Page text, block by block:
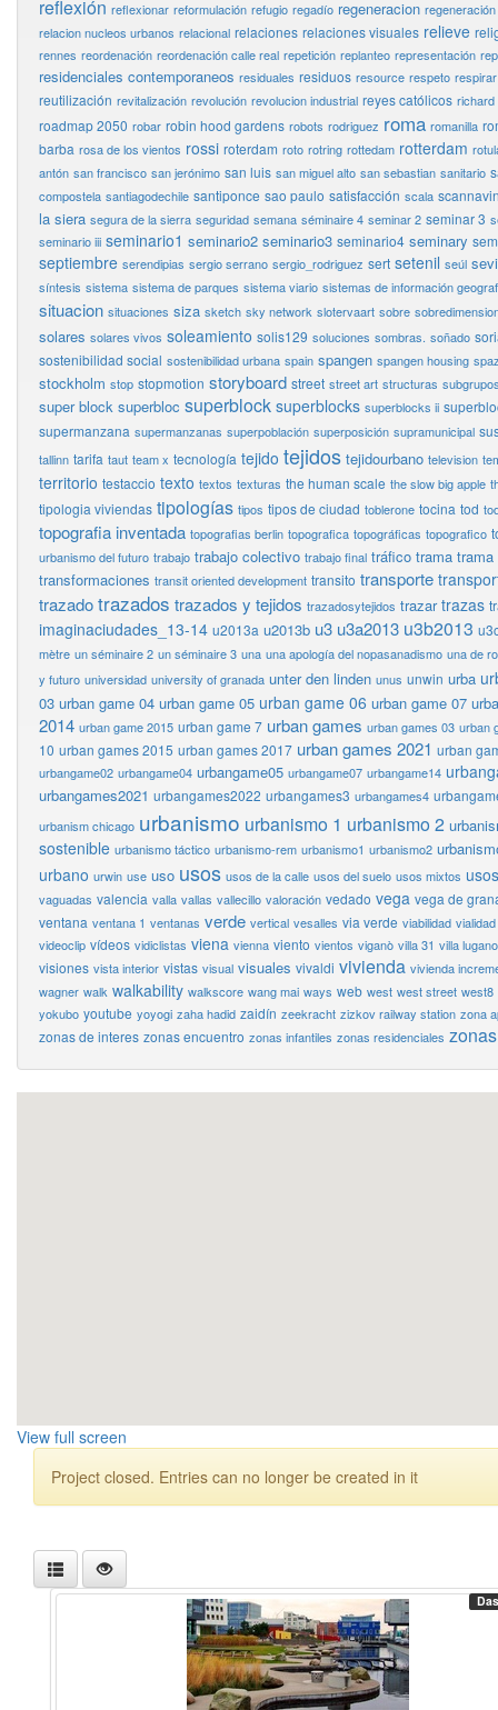
reflexión reflexionar reformulación refugio regadío regeneracion
relacion nucleos urbanos relacional relaciones relaciones visuales relieve
rennes reordenación reordenación calle real repetición replanteo representación
residenciales contemporaneos residuales residuos resource respeto respirar
reutilización revitalización revolución revolucion industrial reyes católicos
roadmap 2050 robar robin hood gardens robots rodriguez roma romanilla
barba rosa de los vientos rossi roterdam roto rotring rottedam rotterdam
antón san francisco san jerónimo san luis san miguel alto san sebastian sanitario
compostela santiagodechile santiponce sao paulo satisfacción scala
la siera segura de la sierra seguridad semana séminaire 4 seminar 2 seminar 3
seminario iii seminario1 seminario2 seminario3 seminario4 seminary
septiembre serendipias sergio serrano sergio_rodriguez sert setenil seúl
síntesis sistema sistema de parques sistema viario sistemas de información
situacion situaciones siza sketch sky network slotervaart sobre
solares solares vivos soleamiento solis129 soluciones sombras. soñado
sostenibilidad social sostenibilidad urbana spain spangen spangen housing
stockholm stop stopmotion storyboard street street art structuras
super block superbloc superblock superblocks superblocks ii
supermanzana supermanzanas superpoblación superposición supramunicipal
tallinn tarifa taut team x tecnología tejido tejidos tejidourbano television
territorio testaccio texto textos texturas the human scale the slow big apple
tipologia viviendas tipologías tipos tipos de ciudad toblerone tocina tod
topografia inventada topografias berlin topografica topográficas topografico
urbanismo del futuro trabajo trabajo colectivo trabajo final tráfico trama trama
transformaciones transit oriented development transito transporte
trazadotrazados trazados y tejidos trazadosytejidos trazar trazas
imaginaciudades_13-14 u2013a u2013b u3 u3a2013 u3b2013
mètre un séminaire 2 un séminaire 3 una una apología del nopasanadismo una de
y futuro universidad university of granada unter den linden unus unwin urba
03 urban game 04 urban game 05 urban game 06 urban game 07
2014 urban game 2015 urban game 7 urban games urban games 03 urban
10 urban games 2015 urban games 2017 urban games 2021 urban
urbangame02 urbangame04 urbangame05 urbangame07 urbangame14
urbangames2021 urbangames2022 urbangames3 urbangames4
urbanism chicago urbanismo urbanismo 1 urbanismo 2
sostenible urbanismo táctico urbanismo-rem urbanismo1 urbanismo2
urbano urwin use uso usos usos de la calle usos del suelo usos mixtos
vaguadas valencia valla vallas vallecillo valoración vedado vega vega de
ventana ventana 1 ventanas verde vertical vesalles via verde viabilidad vialidad
videoclip vídeos vidiclistas viena vienna viento vientos viganò villa 31 villa lugano
visiones vista interior vistas visual visuales vivaldi vivienda vivienda
wagner walk walkability walkscore wang mai ways web west west street west8
yokubo youtube yoyogi zaha hadid zaidín zeekracht zizkov railway station zona
zonas de interes zonas encuentro zonas infantiles zonas residenciales
View full screen
Project closed. Entries can no longer be created in it